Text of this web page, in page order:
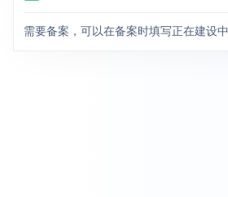
需要备案，可以在备案时填写正在建设中